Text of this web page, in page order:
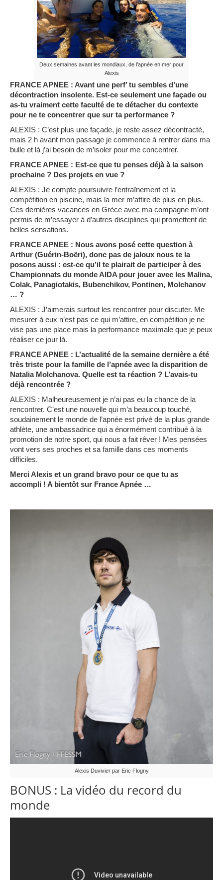
Deux semaines avant les mondiaux, de l’apnée en mer pour
Alexis
FRANCE APNEE : Avant une perf’ tu sembles d’une
décontraction insolente. Est-ce seulement une façade ou
as-tu vraiment cette faculté de te détacher du contexte
pour ne te concentrer que sur ta performance ?
ALEXIS : C’est plus une façade, je reste assez décontracté,
mais 2 h avant mon passage je commence à rentrer dans ma
bulle et là j’ai besoin de m’isoler pour me concentrer.
FRANCE APNEE : Est-ce que tu penses déjà à la saison
prochaine ? Des projets en vue ?
ALEXIS : Je compte poursuivre l’entraînement et la
compétition en piscine, mais la mer m’attire de plus en plus.
Ces dernières vacances en Grèce avec ma compagne m’ont
permis de m’essayer à d’autres disciplines qui promettent de
belles sensations.
FRANCE APNEE : Nous avons posé cette question à
Arthur (Guérin-Boëri), donc pas de jaloux nous te la
posons aussi : est-ce qu’il te plairait de participer à des
Championnats du monde AIDA pour jouer avec les Malina,
Colak, Panagiotakis, Bubenchikov, Pontinen, Molchanov
… ?
ALEXIS : J’aimerais surtout les rencontrer pour discuter. Me
mesurer à eux n’est pas ce qui m’attire, en compétition je ne
vise pas une place mais la performance maximale que je peux
réaliser ce jour là.
FRANCE APNEE : L’actualité de la semaine dernière a été
très triste pour la famille de l’apnée avec la disparition de
Natalia Molchanova. Quelle est ta réaction ? L’avais-tu
déjà rencontrée ?
ALEXIS : Malheureusement je n’ai pas eu la chance de la
rencontrer. C’est une nouvelle qui m’a beaucoup touché,
soudainement le monde de l’apnée est privé de la plus grande
athlète, une ambassadrice qui a énormément contribué à la
promotion de notre sport, qui nous a fait rêver ! Mes pensées
vont vers ses proches et sa famille dans ces moments
difficiles.
Merci Alexis et un grand bravo pour ce que tu as
accompli ! A bientôt sur France Apnée …
Alexis Duvivier par Eric Flogny
BONUS : La vidéo du record du
monde